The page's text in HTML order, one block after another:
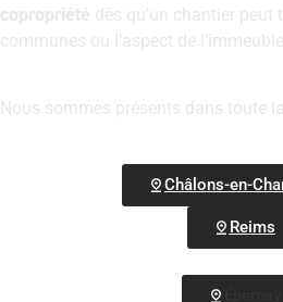
copropriété dès qu’un chantier peut
communes ou l’aspect de l’immeuble.
Nous sommes présents dans toute
Châlons-en-
Reims